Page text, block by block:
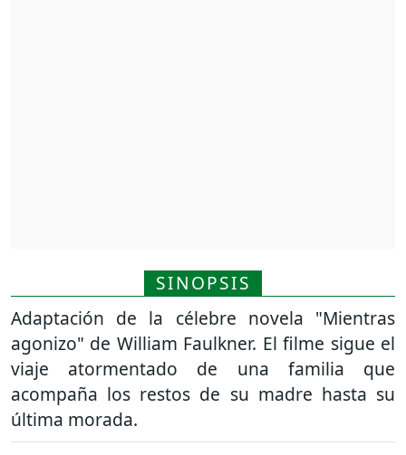
SINOPSIS
Adaptación de la célebre novela "Mientras
agonizo" de William Faulkner. El filme sigue el
viaje atormentado de una familia que
acompaña los restos de su madre hasta su
última morada.